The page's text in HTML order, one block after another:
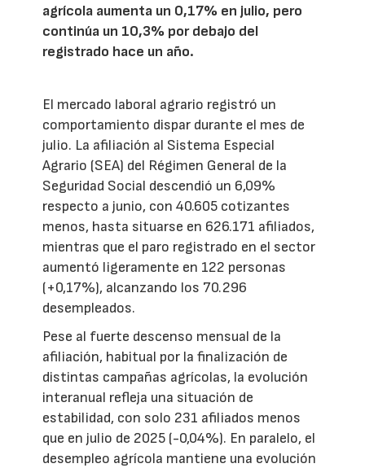
agrícola aumenta un 0,17% en julio, pero
continúa un 10,3% por debajo del
registrado hace un año.
El mercado laboral agrario registró un
comportamiento dispar durante el mes de
julio. La afiliación al Sistema Especial
Agrario (SEA) del Régimen General de la
Seguridad Social descendió un 6,09%
respecto a junio, con 40.605 cotizantes
menos, hasta situarse en 626.171 afiliados,
mientras que el paro registrado en el sector
aumentó ligeramente en 122 personas
(+0,17%), alcanzando los 70.296
desempleados.
Pese al fuerte descenso mensual de la
afiliación, habitual por la finalización de
distintas campañas agrícolas, la evolución
interanual refleja una situación de
estabilidad, con solo 231 afiliados menos
que en julio de 2025 (-0,04%). En paralelo, el
desempleo agrícola mantiene una evolución